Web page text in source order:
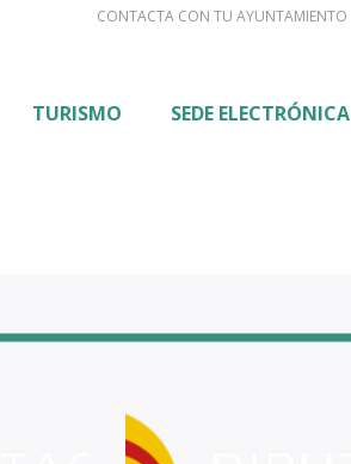
CONTACTA CON TU AYUNTAMIENTO
TURISMO SEDE ELECTRÓNICA